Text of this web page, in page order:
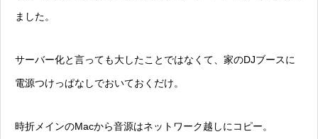
ました。
サーバー化と言っても大したことではなくて、家のDJブースに
電源つけっぱなしでおいておくだけ。
時折メインのMacから音源はネットワーク越しにコピー。